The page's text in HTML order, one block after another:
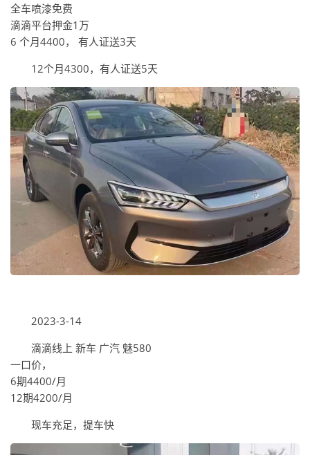
全车喷漆免费
滴滴平台押金1万
6 个月4400， 有人证送3天
12个月4300，有人证送5天
2023-3-14
滴滴线上 新车 广汽 魅580
一口价，
6期4400/月
12期4200/月
现车充足，提车快